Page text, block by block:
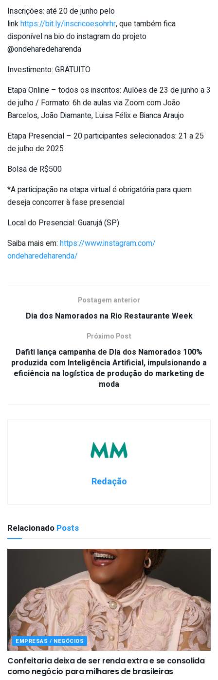
Inscrições: até 20 de junho pelo
linkhttps://bit.ly/inscricoesohrhr, que também fica
disponível na bio do instagram do projeto
@ondeharedeharenda
Investimento: GRATUITO
Etapa Online – todos os inscritos: Aulões de 23 de junho a 3
de julho / Formato: 6h de aulas via Zoom com João
Barcelos, João Diamante, Luisa Félix e Bianca Araujo
Etapa Presencial – 20 participantes selecionados: 21 a 25
de julho de 2025
Bolsa de R$500
*A participação na etapa virtual é obrigatória para quem
deseja concorrer à fase presencial
Local do Presencial: Guarujá (SP)
Saiba mais em: https://www.instagram.com/
ondeharedeharenda/
Postagem anterior
Dia dos Namorados na Rio Restaurante Week
Próximo Post
Dafiti lança campanha de Dia dos Namorados 100%
produzida com Inteligência Artificial, impulsionando a
eficiência na logística de produção do marketing de
moda
Redação
Relacionado Posts
EMPRESAS / NEGÓCIOS
Confeitaria deixa de ser renda extra e se consolida
como negócio para milhares de brasileiras